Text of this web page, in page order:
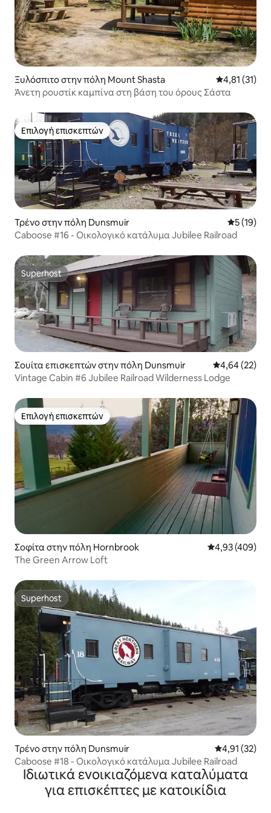
Ξυλόσπιτο στην πόλη Mount Shasta Μέση
4,81 (31)
Άνετη ρουστίκ καμπίνα στη βάση του όρους Σάστα
Επιλογή επισκεπτών
Επιλογή επισκεπτών
Τρένο στην πόλη Dunsmuir Μέση
5 (19)
Caboose #16 - Οικολογικό κατάλυμα Jubilee Railroad
Superhost
Superhost
Σουίτα επισκεπτών στην πόλη Dunsmuir Μέση
4,64 (22)
Vintage Cabin #6 Jubilee Railroad Wilderness Lodge
Επιλογή επισκεπτών
Επιλογή επισκεπτών
Σοφίτα στην πόλη Hornbrook Μέση
4,93 (409)
The Green Arrow Loft
Superhost
Superhost
Τρένο στην πόλη Dunsmuir Μέση
4,91 (32)
Caboose #18 - Οικολογικό κατάλυμα Jubilee Railroad
Ιδιωτικά ενοικιαζόμενα καταλύματα
για επισκέπτες με κατοικίδια